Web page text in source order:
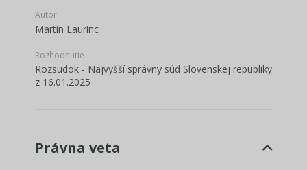
Autor
Martin Laurinc
Rozhodnutie
Rozsudok - Najvyšší správny súd Slovenskej republiky
z 16.01.2025
Právna veta